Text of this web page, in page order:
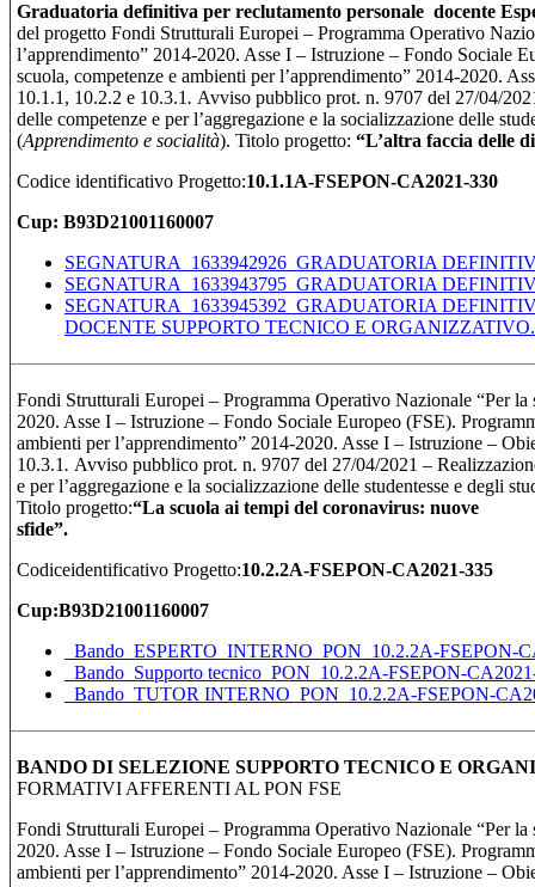
Graduatoria definitiva per reclutamento personale docente
del progetto Fondi Strutturali Europei – Programma Operativo
l’apprendimento” 2014-2020. Asse I – Istruzione – Fondo Sociale
scuola, competenze e ambienti per l’apprendimento” 2014-2020.
10.1.1, 10.2.2 e 10.3.1. Avviso pubblico prot. n. 9707 del 27/04/
delle competenze e per l’aggregazione e la socializzazione delle
(Apprendimento e socialità). Titolo progetto: “L’altra faccia delle
Codice identificativo Progetto:10.1.1A-FSEPON-CA2021-330
Cup: B93D21001160007
SEGNATURA_1633942926_GRADUATORIA
SEGNATURA_1633943795_GRADUATORIA
SEGNATURA_1633945392_GRADUATORIA
DOCENTE SUPPORTO TECNICO E
Fondi Strutturali Europei – Programma Operativo Nazionale “Per
2020. Asse I – Istruzione – Fondo Sociale Europeo (FSE).
ambienti per l’apprendimento” 2014-2020. Asse I – Istruzione –
10.3.1. Avviso pubblico prot. n. 9707 del 27/04/2021 –
e per l’aggregazione e la socializzazione delle studentesse e degli
Titolo progetto:“La scuola ai tempi del coronavirus: nuove
Codiceidentificativo Progetto:10.2.2A-FSEPON-CA2021-335
Cup:B93D21001160007
_Bando_ESPERTO_INTERNO_PON_10.2.2A-FSEPON-
_Bando_Supporto tecnico_PON_10.2.2A-FSEPON-
_Bando_TUTOR INTERNO_PON_10.2.2A-FSEPON-
BANDO DI SELEZIONE SUPPORTO TECNICO E
FORMATIVI AFFERENTI AL PON FSE
Fondi Strutturali Europei – Programma Operativo Nazionale “Per
2020. Asse I – Istruzione – Fondo Sociale Europeo (FSE).
ambienti per l’apprendimento” 2014-2020. Asse I – Istruzione –